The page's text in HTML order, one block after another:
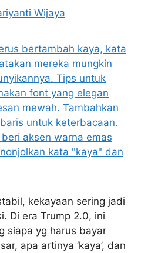
Wijaya
kekayaan sering jadi
Di era Trump 2.0, ini
siapa yg harus bayar
apa artinya ‘kaya’, dan